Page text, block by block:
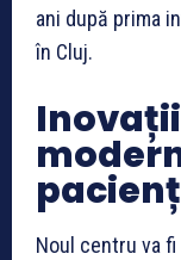
ani după prima
în Cluj.
Noul centru va